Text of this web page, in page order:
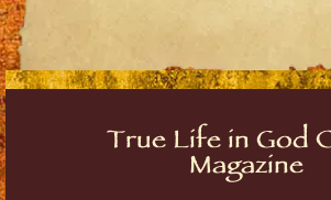
True Life in God
Magazine